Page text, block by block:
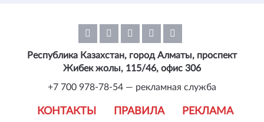
КОНТАКТЫ ПРАВИЛА РЕКЛАМА
Республика Казахстан, город Алматы, проспект
Жибек жолы, 115/46, офис 306
+7 700 978-78-54 — рекламная служба